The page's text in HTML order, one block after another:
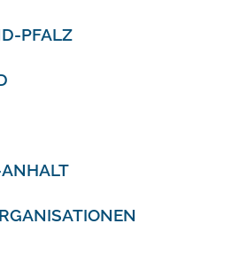
PFALZ